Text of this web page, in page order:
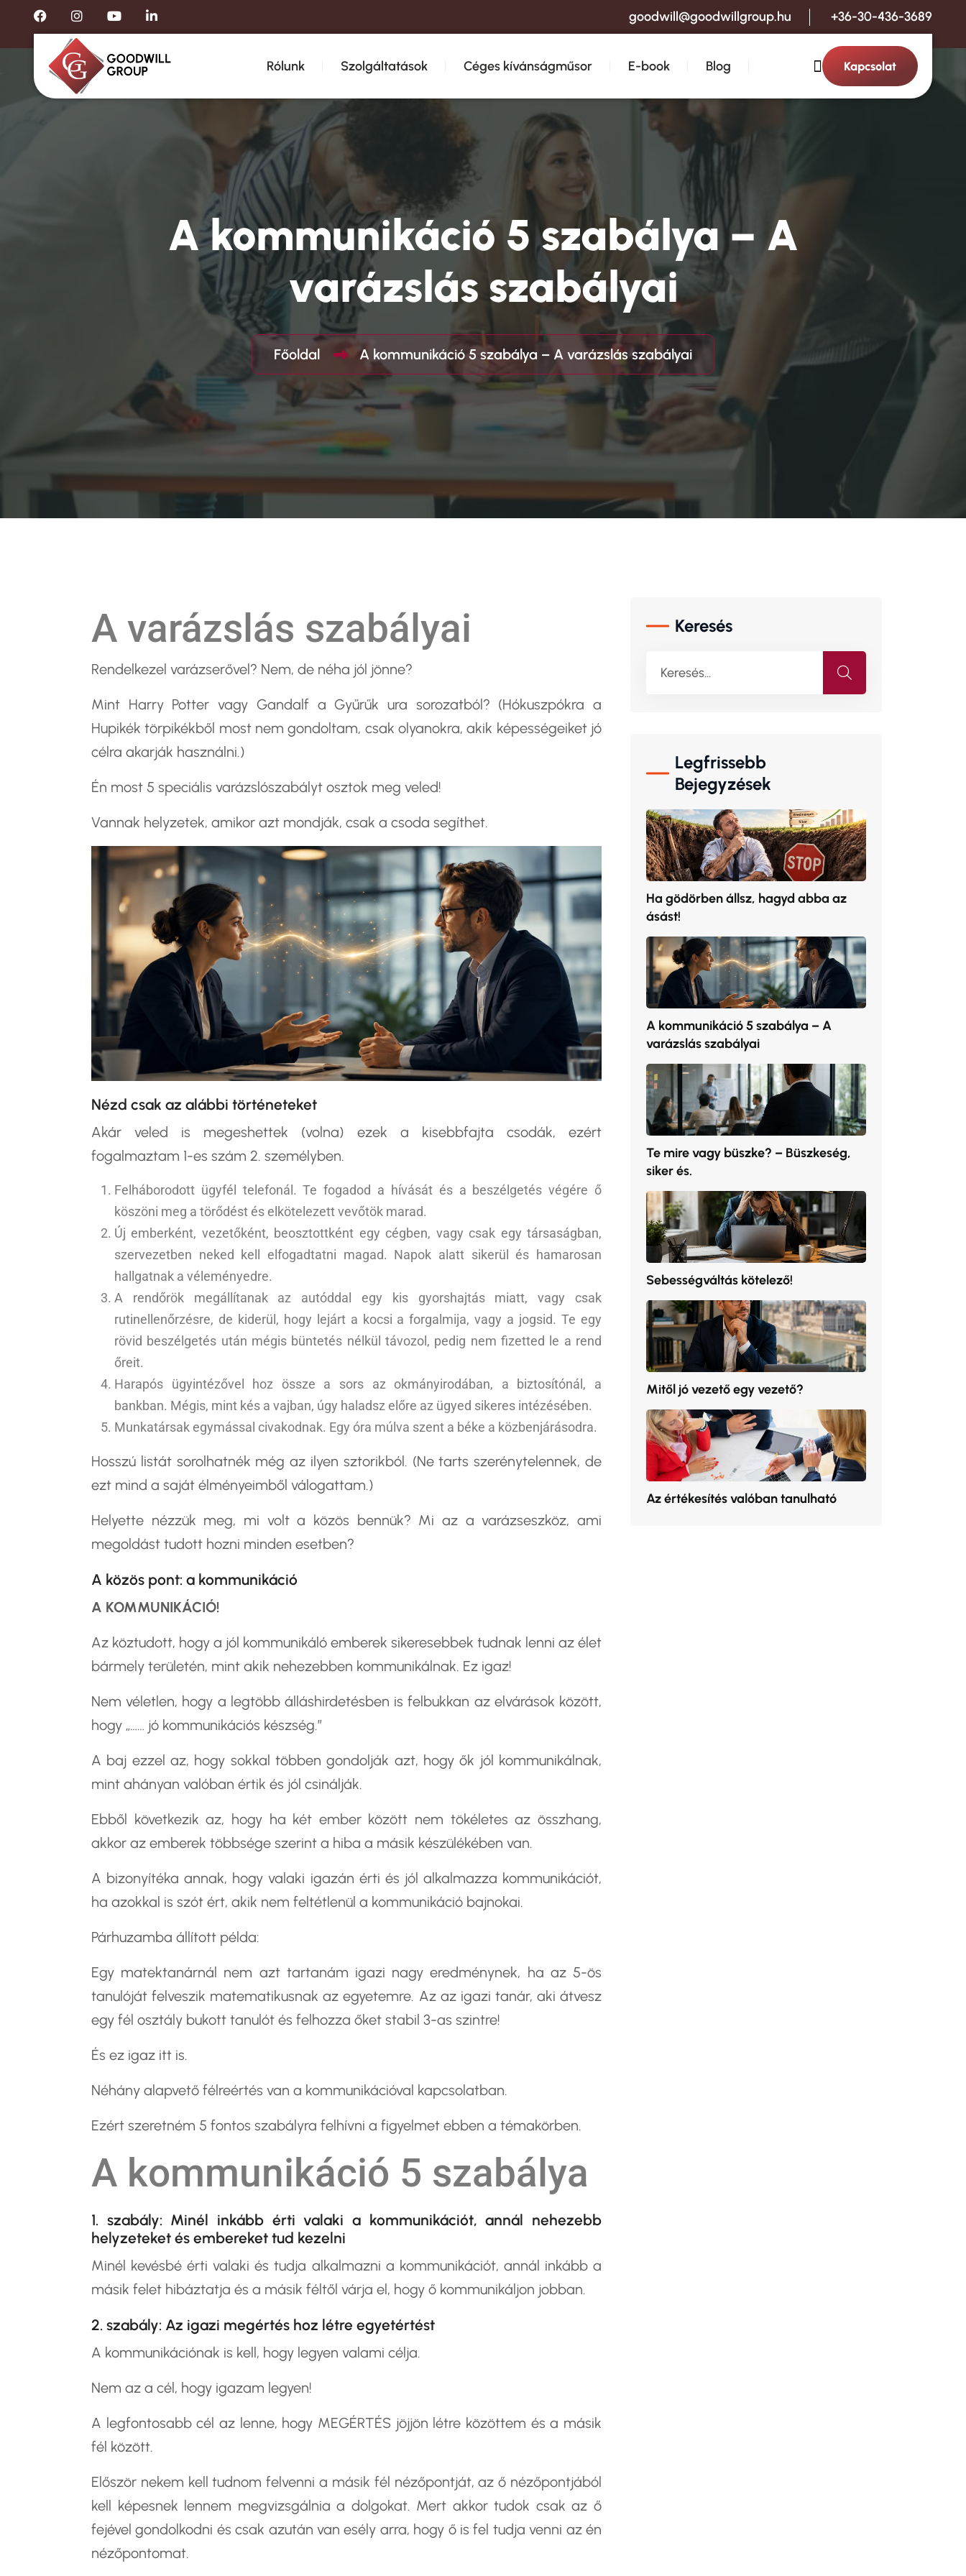
goodwill@goodwillgroup.hu +36-30-436-3689
Rólunk Szolgáltatások Céges kívánságműsor E-book Blog Kapcsolat
A kommunikáció 5 szabálya – A
varázslás szabályai
Főoldal A kommunikáció 5 szabálya – A varázslás szabályai
A varázslás szabályai
Rendelkezel varázserővel? Nem, de néha jól jönne?
Mint Harry Potter vagy Gandalf a Gyűrűk ura sorozatból? (Hókuszpókra a
Hupikék törpikékből most nem gondoltam, csak olyanokra, akik képességeiket jó
célra akarják használni.)
Én most 5 speciális varázslószabályt osztok meg veled!
Vannak helyzetek, amikor azt mondják, csak a csoda segíthet.
Nézd csak az alábbi történeteket
Akár veled is megeshettek (volna) ezek a kisebbfajta csodák, ezért
fogalmaztam 1-es szám 2. személyben.
Felháborodott ügyfél telefonál. Te fogadod a hívását és a beszélgetés végére ő
köszöni meg a törődést és elkötelezett vevőtök marad.
Új emberként, vezetőként, beosztottként egy cégben, vagy csak egy társaságban,
szervezetben neked kell elfogadtatni magad. Napok alatt sikerül és hamarosan
hallgatnak a véleményedre.
A rendőrök megállítanak az autóddal egy kis gyorshajtás miatt, vagy csak
rutinellenőrzésre, de kiderül, hogy lejárt a kocsi a forgalmija, vagy a jogsid. Te egy
rövid beszélgetés után mégis büntetés nélkül távozol, pedig nem fizetted le a rend
őreit.
Harapós ügyintézővel hoz össze a sors az okmányirodában, a biztosítónál, a
bankban. Mégis, mint kés a vajban, úgy haladsz előre az ügyed sikeres intézésében.
Munkatársak egymással civakodnak. Egy óra múlva szent a béke a közbenjárásodra.
Hosszú listát sorolhatnék még az ilyen sztorikból. (Ne tarts szerénytelennek, de
ezt mind a saját élményeimből válogattam.)
Helyette nézzük meg, mi volt a közös bennük? Mi az a varázseszköz, ami
megoldást tudott hozni minden esetben?
A közös pont: a kommunikáció
A KOMMUNIKÁCIÓ!
Az köztudott, hogy a jól kommunikáló emberek sikeresebbek tudnak lenni az élet
bármely területén, mint akik nehezebben kommunikálnak. Ez igaz!
Nem véletlen, hogy a legtöbb álláshirdetésben is felbukkan az elvárások között,
hogy „…… jó kommunikációs készség.”
A baj ezzel az, hogy sokkal többen gondolják azt, hogy ők jól kommunikálnak,
mint ahányan valóban értik és jól csinálják.
Ebből következik az, hogy ha két ember között nem tökéletes az összhang,
akkor az emberek többsége szerint a hiba a másik készülékében van.
A bizonyítéka annak, hogy valaki igazán érti és jól alkalmazza kommunikációt,
ha azokkal is szót ért, akik nem feltétlenül a kommunikáció bajnokai.
Párhuzamba állított példa:
Egy matektanárnál nem azt tartanám igazi nagy eredménynek, ha az 5-ös
tanulóját felveszik matematikusnak az egyetemre. Az az igazi tanár, aki átvesz
egy fél osztály bukott tanulót és felhozza őket stabil 3-as szintre!
És ez igaz itt is.
Néhány alapvető félreértés van a kommunikációval kapcsolatban.
Ezért szeretném 5 fontos szabályra felhívni a figyelmet ebben a témakörben.
A kommunikáció 5 szabálya
1. szabály: Minél inkább érti valaki a kommunikációt, annál nehezebb
helyzeteket és embereket tud kezelni
Minél kevésbé érti valaki és tudja alkalmazni a kommunikációt, annál inkább a
másik felet hibáztatja és a másik féltől várja el, hogy ő kommunikáljon jobban.
2. szabály: Az igazi megértés hoz létre egyetértést
A kommunikációnak is kell, hogy legyen valami célja.
Nem az a cél, hogy igazam legyen!
A legfontosabb cél az lenne, hogy MEGÉRTÉS jöjjön létre közöttem és a másik
fél között.
Először nekem kell tudnom felvenni a másik fél nézőpontját, az ő nézőpontjából
kell képesnek lennem megvizsgálnia a dolgokat. Mert akkor tudok csak az ő
fejével gondolkodni és csak azután van esély arra, hogy ő is fel tudja venni az én
nézőpontomat.
Keresés
Legfrissebb
Bejegyzések
Ha gödörben állsz, hagyd abba az
ásást!
A kommunikáció 5 szabálya – A
varázslás szabályai
Te mire vagy büszke? – Büszkeség,
siker és.
Sebességváltás kötelező!
Mitől jó vezető egy vezető?
Az értékesítés valóban tanulható